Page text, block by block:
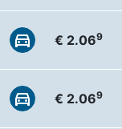
€ 2.069
€ 2.069